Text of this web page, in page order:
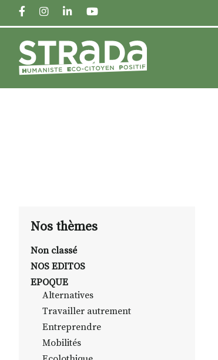
FACEBOOKINSTAGRAM
LINKEDINYOUTUBE
Nos thèmes
Non classé
NOS EDITOS
EPOQUE
Alternatives
Travailler autrement
Entreprendre
Mobilités